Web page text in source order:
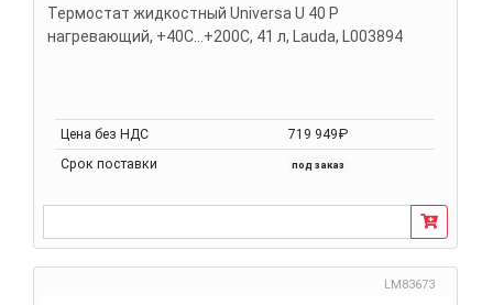
Термостат жидкостный Universa U 40 P
нагревающий, +40С...+200С, 41 л, Lauda, L003894
Цена без НДС
719 949₽
Срок поставки
под заказ
LM83673